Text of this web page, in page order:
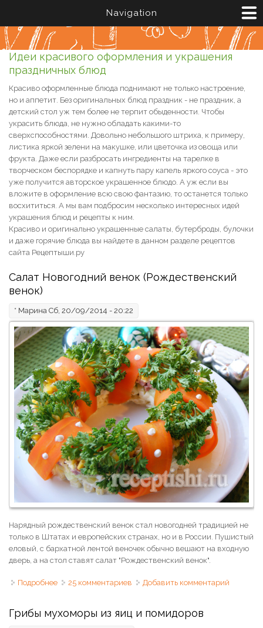
Navigation
Идеи красивого оформления и украшения
праздничных блюд
Красиво оформленные блюда поднимают не только настроение,
но и аппетит. Без оригинальных блюд праздник - не праздник, а
детский стол уж тем более не терпит обыденности. Чтобы
украсить блюда, не нужно обладать какими-то
сверхспособностями. Довольно небольшого штриха, к примеру,
листика яркой зелени на макушке, или цветочка из овоща или
фрукта. Даже если разбросать ингредиенты на тарелке в
творческом беспорядке и капнуть пару капель яркого соуса - это
уже получится авторское украшенное блюдо. А уж если вы
вложите в оформление всю свою фантазию, то останется только
восхититься. А мы вам подбросим несколько интересных идей
украшения блюд и рецепты к ним.
Красиво и оригинально украшенные салаты, бутерброды, булочки
и даже горячие блюда вы найдете в данном разделе рецептов
сайта Рецептыши.ру
Салат Новогодний венок (Рождественский
венок)
* Марина Сб, 20/09/2014 - 20:22
Нарядный рождественский венок стал новогодней традицией не
только в Штатах и европейских странах, но и в России. Пушистый
еловый, с бархатной лентой веночек обычно вешают на входную
дверь, а на стол ставят салат "Рождественский венок".
Подробнее о Салат Новогодний венок (Рождественский венок)
25 комментариев Добавить комментарий
Грибы мухоморы из яиц и помидоров